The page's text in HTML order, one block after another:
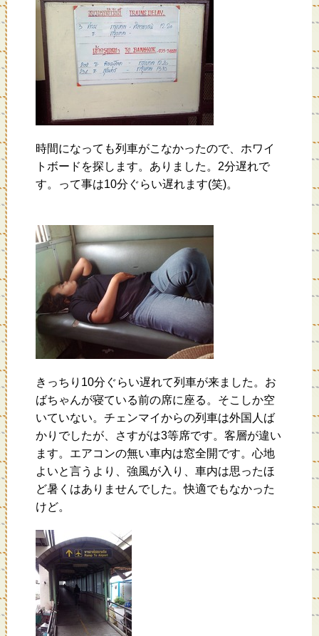
時間になっても列車がこなかったので、ホワイ
トボードを探します。ありました。2分遅れで
す。って事は10分ぐらい遅れます(笑)。
きっちり10分ぐらい遅れて列車が来ました。お
ばちゃんが寝ている前の席に座る。そこしか空
いていない。チェンマイからの列車は外国人ば
かりでしたが、さすがは3等席です。客層が違い
ます。エアコンの無い車内は窓全開です。心地
よいと言うより、強風が入り、車内は思ったほ
ど暑くはありませんでした。快適でもなかった
けど。